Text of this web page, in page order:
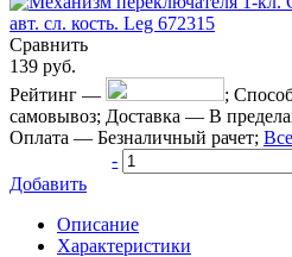
Сравнить
139 руб.
Рейтинг — ;
самовывоз; Доставка — В
Оплата — Безналичный рачет;
-
Добавить
Описание
Характеристики